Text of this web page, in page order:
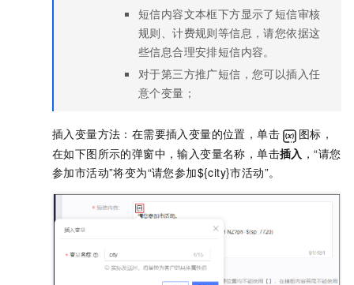
短信内容文本框下方显示了短信审核
规则、计费规则等信息，请您依据这
些信息合理安排短信内容。
对于第三方推广短信，您可以插入任
意个变量；
插入变量方法：在需要插入变量的位置，单击
图标，
在如下图所示的弹窗中，输入变量名称，单击插入 ，“请您
参加市活动”将变为“请您参加${city}市活动”。